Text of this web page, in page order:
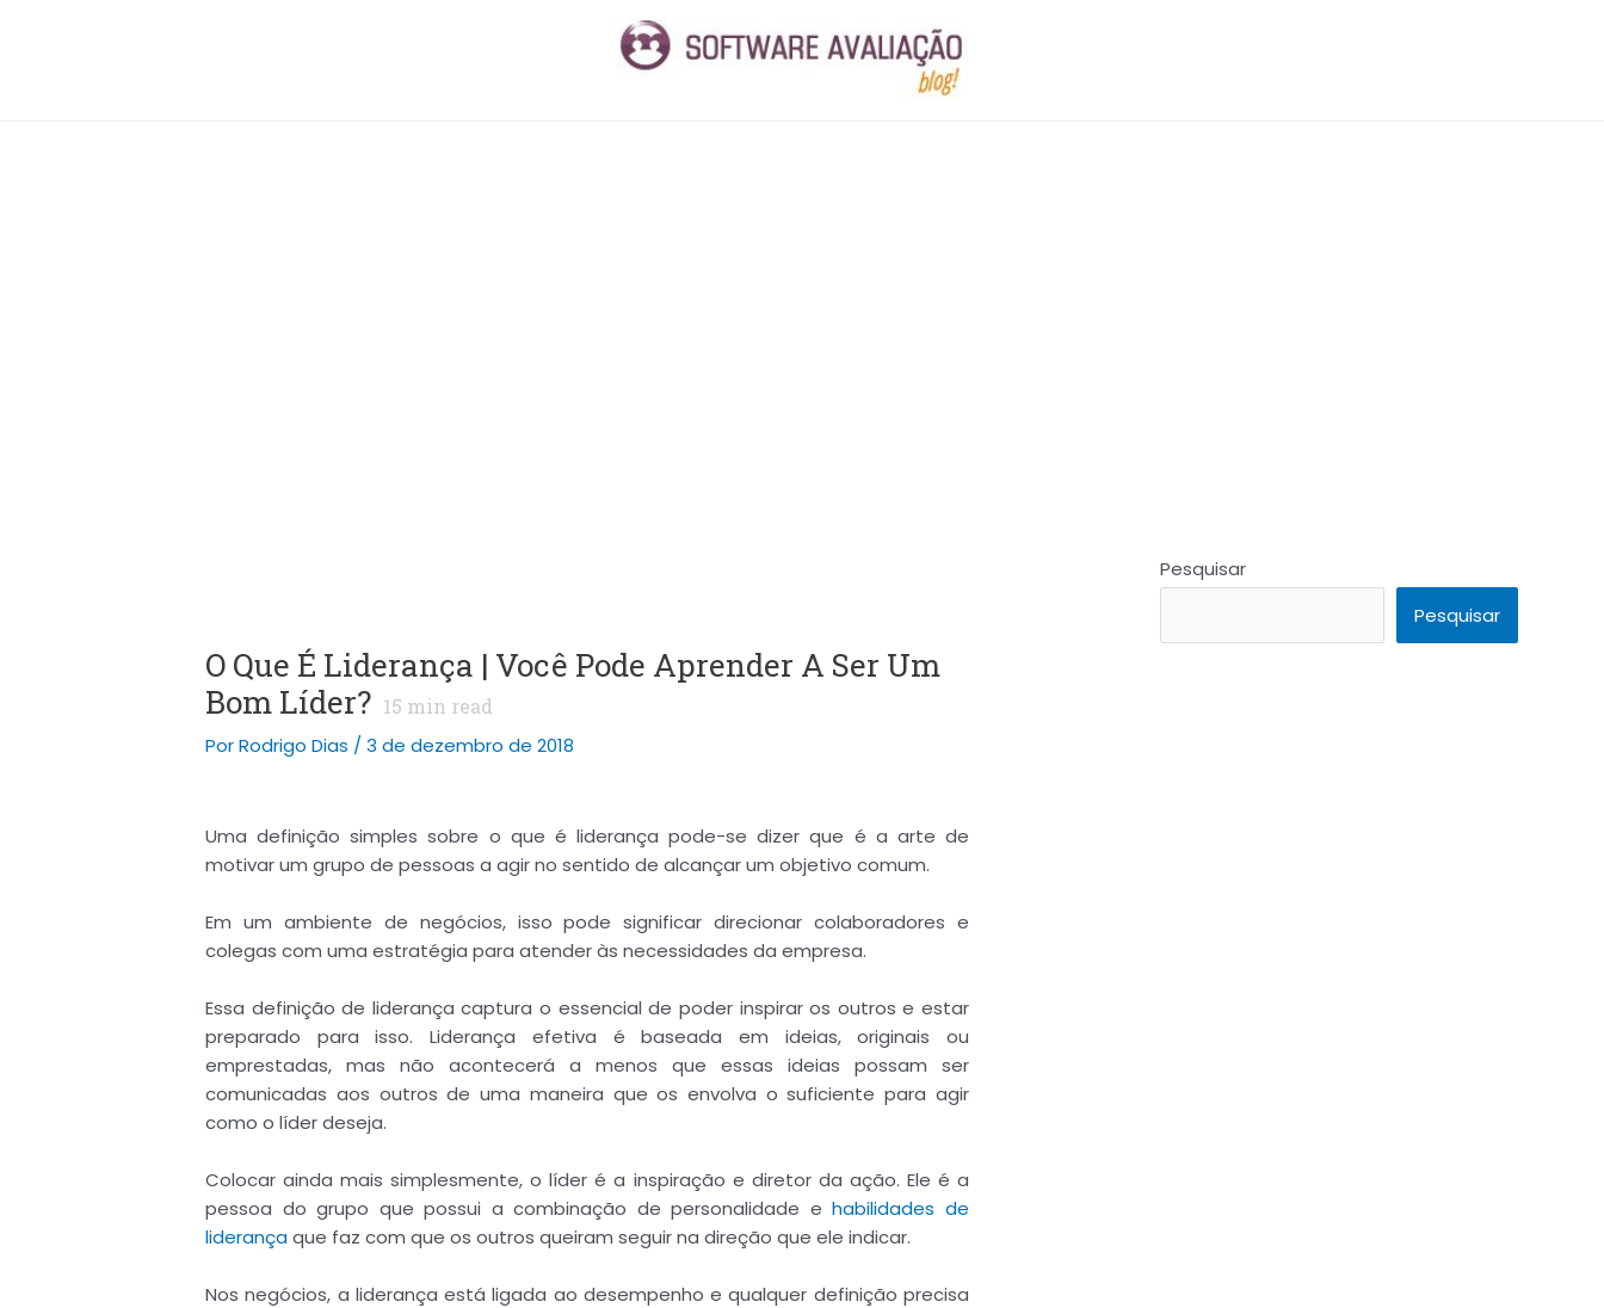
O Que É Liderança | Você Pode Aprender A Ser Um
Bom Líder? 15 min read
PorRodrigo Dias /3 de dezembro de 2018
Uma definição simples sobre o que é liderança pode-se dizer que é a arte de
motivar um grupo de pessoas a agir no sentido de alcançar um objetivo comum.
Em um ambiente de negócios, isso pode significar direcionar colaboradores e
colegas com uma estratégia para atender às necessidades da empresa.
Essa definição de liderança captura o essencial de poder inspirar os outros e estar
preparado para isso. Liderança efetiva é baseada em ideias, originais ou
emprestadas, mas não acontecerá a menos que essas ideias possam ser
comunicadas aos outros de uma maneira que os envolva o suficiente para agir
como o líder deseja.
Colocar ainda mais simplesmente, o líder é a inspiração e diretor da ação. Ele é a
pessoa do grupo que possui a combinação de personalidade ehabilidades de
liderançaque faz com que os outros queiram seguir na direção que ele indicar.
Nos negócios, a liderança está ligada ao desempenho e qualquer definição precisa
Pesquisar
Pesquisar